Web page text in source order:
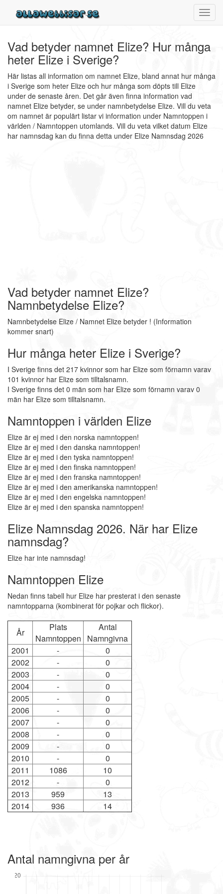
Vad betyder namnet Elize? Hur många
heter Elize i Sverige?
Här listas all information om namnet Elize, bland annat hur många
i Sverige som heter Elize och hur många som döpts till Elize
under de senaste åren. Det går även finna information vad
namnet Elize betyder, se under namnbetydelse Elize. Vill du veta
om namnet är populärt listar vi information under Namntoppen i
världen / Namntoppen utomlands. Vill du veta vilket datum Elize
har namnsdag kan du finna detta under Elize Namnsdag 2026
Vad betyder namnet Elize?
Namnbetydelse Elize?
Namnbetydelse Elize / Namnet Elize betyder ! (Information
kommer snart)
Hur många heter Elize i Sverige?
I Sverige finns det 217 kvinnor som har Elize som förnamn varav
101 kvinnor har Elize som tilltalsnamn.
I Sverige finns det 0 män som har Elize som förnamn varav 0
män har Elize som tilltalsnamn.
Namntoppen i världen Elize
Elize är ej med i den norska namntoppen!
Elize är ej med i den danska namntoppen!
Elize är ej med i den tyska namntoppen!
Elize är ej med i den finska namntoppen!
Elize är ej med i den franska namntoppen!
Elize är ej med i den amerikanska namntoppen!
Elize är ej med i den engelska namntoppen!
Elize är ej med i den spanska namntoppen!
Elize Namnsdag 2026. När har Elize
namnsdag?
Elize har inte namnsdag!
Namntoppen Elize
Nedan finns tabell hur Elize har presterat i den senaste
namntopparna (kombinerat för pojkar och flickor).
År
Plats
Namntoppen
Antal
Namngivna
2001
-
0
2002
-
0
2003
-
0
2004
-
0
2005
-
0
2006
-
0
2007
-
0
2008
-
0
2009
-
0
2010
-
0
2011
1086
10
2012
-
0
2013
959
13
2014
936 14
Antal namngivna per år